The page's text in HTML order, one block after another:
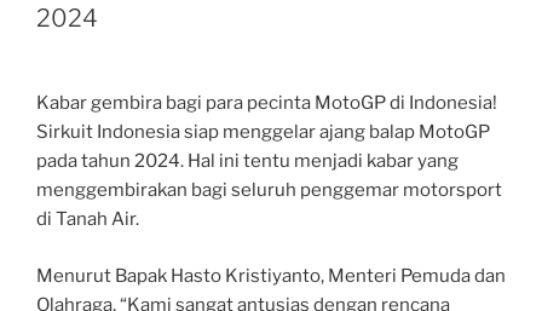
2024
Kabar gembira bagi para pecinta MotoGP di Indonesia!
Sirkuit Indonesia siap menggelar ajang balap MotoGP
pada tahun 2024. Hal ini tentu menjadi kabar yang
menggembirakan bagi seluruh penggemar motorsport
di Tanah Air.
Menurut Bapak Hasto Kristiyanto, Menteri Pemuda dan
Olahraga, “Kami sangat antusias dengan rencana